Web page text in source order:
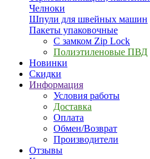
Челноки
Шпули для швейных машин
Пакеты упаковочные
С замком Zip Lock
Полиэтиленовые ПВД
Новинки
Скидки
Информация
Условия работы
Доставка
Оплата
Обмен/Возврат
Производители
Отзывы